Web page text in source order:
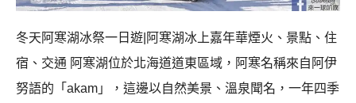
冬天阿寒湖冰祭一日遊|阿寒湖冰上嘉年華煙火、景點、住
宿、交通 阿寒湖位於北海道道東區域，阿寒名稱來自阿伊
努語的「akam」，這邊以自然美景、溫泉聞名，一年四季